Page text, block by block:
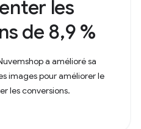
les
de 8,9 %
a amélioré sa
images pour améliorer le
les conversions.